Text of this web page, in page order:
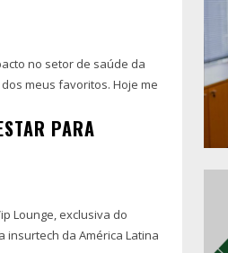
favoritos. Hoje me
PARA
Lounge, exclusiva do
insurtech da América Latina